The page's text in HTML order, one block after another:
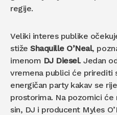
regije.
Veliki interes publike
stižeShaquille O’Neal,
imenom DJ Diesel. Jedan
vremena publici će prirediti
energičan party kakav se
prostorima. Na pozornici
sin, DJ i producent Myles